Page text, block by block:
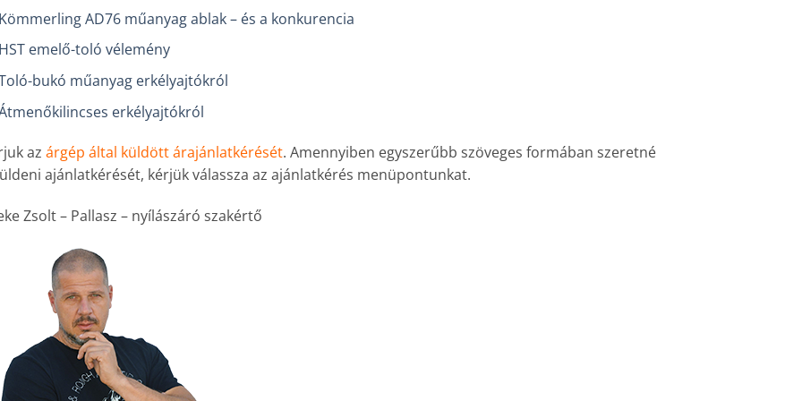
Kömmerling AD76 műanyag ablak – és a konkurencia
HST emelő-toló vélemény
bukó műanyag erkélyajtókról
erkélyajtókról
az árgép által küldött árajánlatkérését. Amennyiben egyszerűbb szöveges formában szeretné
ajánlatkérését, kérjük válassza az ajánlatkérés menüpontunkat.
Zsolt – Pallasz – nyílászáró szakértő